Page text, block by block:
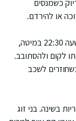
כשמנסים
או להירדם.
דוגמה היפותטית שכיחה היא אדם שיושב בשעה 22:30 במיטה,
לקום ולהסתובב.
לשכב
בשינה. בני זוג